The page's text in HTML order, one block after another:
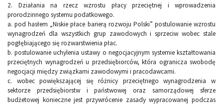
2. Działania na rzecz wzrostu płacy przeciętnej i wprowadzenia
prorodzinnego systemu podatkowego.
a. pod hasłem „Niskie płace barierą rozwoju Polski” postulowanie wzrostu
wynagrodzeń dla wszystkich grup zawodowych i sprzeciw wobec stale
pogłębiającego się rozwarstwienia płac.
b. postulowanie uchylenia ustawy o negocjacyjnym systemie kształtowania
przeciętnych wynagrodzeń u przedsiębiorców, która ogranicza swobodę
negocjacji między związkami zawodowymi i pracodawcami.
c. wobec powiększającej się różnicy przeciętnego wynagrodzenia w
sektorze przedsiębiorstw i państwowej oraz samorządowej sferze
budżetowej konieczne jest przywrócenie zasady wypracowanej podczas